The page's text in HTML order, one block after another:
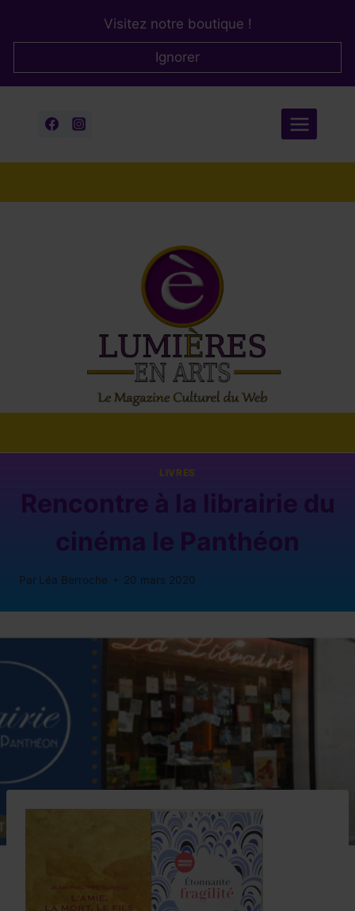
Visitez notre boutique !
Ignorer
LIVRES
cinéma le Panthéon
Par Léa Berroche 20 mars 2020